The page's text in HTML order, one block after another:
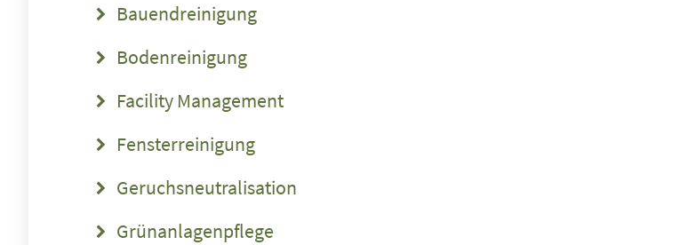
Bauendreinigung
Bodenreinigung
Facility Management
Fensterreinigung
Geruchsneutralisation
Grünanlagenpflege